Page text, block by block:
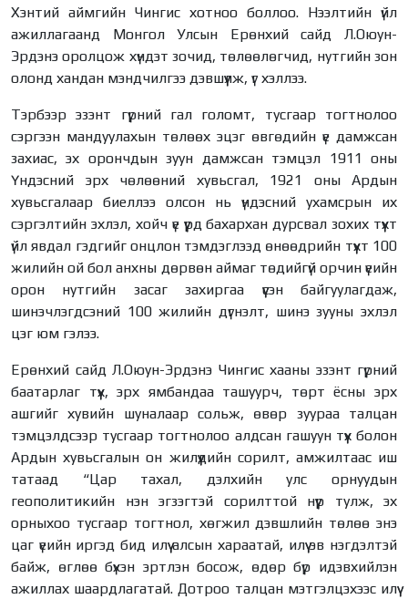
Хэнтий аймгийн Чингис хотноо боллоо. Нээлтийн үйл
ажиллагаанд Монгол Улсын Ерөнхий сайд Л.Оюун-
Эрдэнэ оролцож хүндэт зочид, төлөөлөгчид, нутгийн зон
олонд хандан мэндчилгээ дэвшүүлж, үг хэллээ.
Тэрбээр эзэнт гүрний гал голомт, тусгаар тогтнолоо
сэргээн мандуулахын төлөөх эцэг өвгөдийн үе дамжсан
захиас, эх орончдын зуун дамжсан тэмцэл 1911 оны
Үндэсний эрх чөлөөний хувьсгал, 1921 оны Ардын
хувьсгалаар биеллээ олсон нь үндэсний ухамсрын их
сэргэлтийн эхлэл, хойч үе үүрд бахархан дурсвал зохих түүхт
үйл явдал гэдгийг онцлон тэмдэглээд өнөөдрийн түүхт 100
жилийн ой бол анхны дөрвөн аймаг төдийгүй орчин үеийн
орон нутгийн засаг захиргаа үүсэн байгуулагдаж,
шинэчлэгдсэний 100 жилийн дүгнэлт, шинэ зууны эхлэл
цэг юм гэлээ.
Ерөнхий сайд Л.Оюун-Эрдэнэ Чингис хааны эзэнт гүрний
баатарлаг түүх, эрх ямбандаа ташуурч, төрт ёсны эрх
ашгийг хувийн шуналаар сольж, өвөр зуураа талцан
тэмцэлдсээр тусгаар тогтнолоо алдсан гашуун түүх болон
Ардын хувьсгалын он жилүүдийн сорилт, амжилтаас иш
татаад “Цар тахал, дэлхийн улс орнуудын
геополитикийн нэн эгзэгтэй сорилттой нүүр тулж, эх
орныхоо тусгаар тогтнол, хөгжил дэвшлийн төлөө энэ
цаг үеийн иргэд бид илүү алсын хараатай, илүү эв нэгдэлтэй
байж, өглөө бүхэн эртлэн босож, өдөр бүр идэвхийлэн
ажиллах шаардлагатай. Дотроо талцан мэтгэлцэхээс илүү